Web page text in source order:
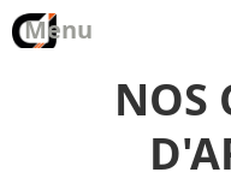
NOS
Menu